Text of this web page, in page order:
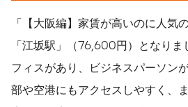
「【大阪編】家賃が高いのに人気
「江坂駅」（76,600円）となり
フィスがあり、ビジネスパーソン
部や空港にもアクセスしやすく、